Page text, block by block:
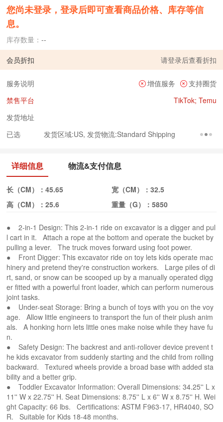
您尚未登录，登录后即可查看商品价格、库存等信
息。
库存数量：--
会员折扣 请登录后查看折扣
服务说明 增值服务
支持圈货
禁售平台
TikTok; Temu
发货地址
已选
发货区域:US, 发货物流:Standard Shipping
详细信息 物流&支付信息
长（CM）：45.65 宽（CM）： 32.5
高（CM）：25.6 重量（G）： 5850
● 2-in-1 Design: This 2-in-1 ride on excavator is a digger and pul
l cart in it. Attach a rope at the bottom and operate the bucket by
pulling a lever. The truck moves forward using foot power.
● Front Digger: This excavator ride on toy lets kids operate mac
hinery and pretend they're construction workers. Large piles of di
rt, sand, or snow can be scooped up by a manually operated digg
er fitted with a powerful front loader, which can perform numerous
joint tasks.
● Under-seat Storage: Bring a bunch of toys with you on the voy
age. Allow little engineers to transport the fun of their plush anim
als. A honking horn lets little ones make noise while they have fu
n.
● Safety Design: The backrest and anti-rollover device prevent t
he kids excavator from suddenly starting and the child from rolling
backward. Textured wheels provide a broad base with added sta
bility and a better grip.
● Toddler Excavator Information: Overall Dimensions: 34.25'' L x
11'' W x 22.75'' H. Seat Dimensions: 8.75'' L x 6'' W x 8.75'' H. Wei
ght Capacity: 66 lbs. Certifications: ASTM F963-17, HR4040, SO
R. Suitable for Kids 18-48 months.